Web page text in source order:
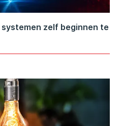
zelf beginnen te